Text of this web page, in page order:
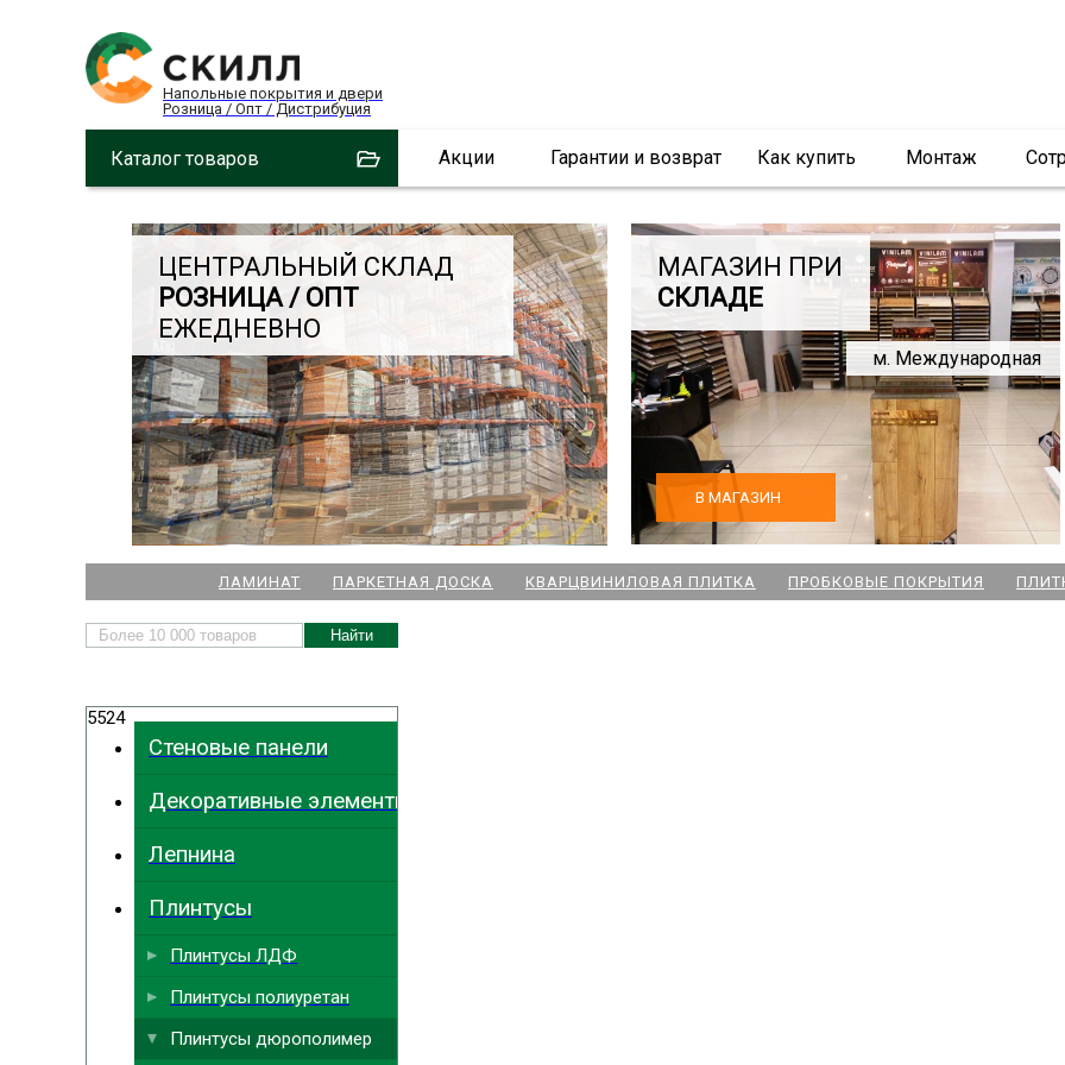
Напольные покрытия и двери
Розница / Опт / Дистрибуция
Каталог товаров Акции Гарантии и возврат Как купить Монтаж
ЦЕНТРАЛЬНЫЙ СКЛАД
РОЗНИЦА / ОПТ
ЕЖЕДНЕВНО
МАГАЗИН ПРИ
СКЛАДЕ
м. Международная
В МАГАЗИН
НАШИ МАГАЗИНЫ
Выбрать
ЛАМИНАТ ПАРКЕТНАЯ ДОСКА КВАРЦВИНИЛОВАЯ ПЛИТКА ПРОБКОВЫЕ ПОКРЫТИЯ
5524
Стеновые панели
Декоративные элементы
Лепнина
Плинтусы
Плинтусы ЛДФ
Плинтусы полиуретан
Плинтусы дюрополимер